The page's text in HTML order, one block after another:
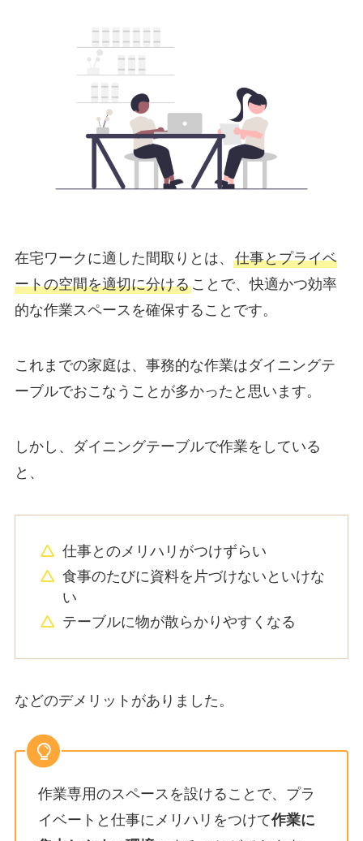
在宅ワークに適した間取りとは、 仕事とプライベ
ートの空間を適切に分けることで、快適かつ効率
的な作業スペースを確保することです。
これまでの家庭は、事務的な作業はダイニングテ
ーブルでおこなうことが多かったと思います。
しかし、ダイニングテーブルで作業をしている
と、
仕事とのメリハリがつけずらい
食事のたびに資料を片づけないといけな
い
テーブルに物が散らかりやすくなる
などのデメリットがありました。
作業専用のスペースを設けることで、プラ
イベートと仕事にメリハリをつけて作業に